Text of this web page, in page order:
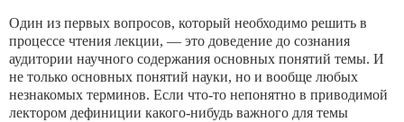
Один из первых вопросов, который необходимо решить в
про­цессе чтения лекции, — это доведение до сознания
аудитории на­учного содержания основных понятий темы. И
не только основ­ных понятий науки, но и вообще любых
незнакомых терминов. Если что-то непонятно в приводимой
лектором дефиниции како­го-нибудь важного для темы